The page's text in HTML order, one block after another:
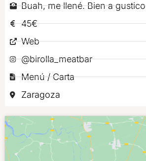
Buah, me llené. Bien a gustico
45€
Web
@birolla_meatbar
Menú / Carta
Zaragoza